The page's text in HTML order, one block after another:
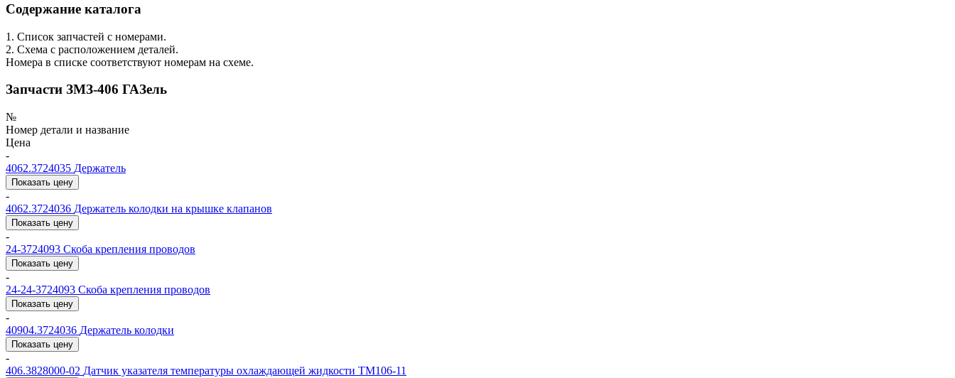
Содержание каталога
1. Список запчастей с номерами.
2. Схема с расположением деталей.
Номера в списке соответствуют номерам на схеме.
Запчасти ЗМЗ-406 ГАЗель
№
Номер детали и название
Цена
-
4062.3724035 Держатель
Показать цену
-
4062.3724036 Держатель колодки на крышке клапанов
Показать цену
-
24-3724093 Скоба крепления проводов
Показать цену
-
24-24-3724093 Скоба крепления проводов
Показать цену
-
40904.3724036 Держатель колодки
Показать цену
-
406.3828000-02 Датчик указателя температуры охлаждающей жидкости ТМ106-11